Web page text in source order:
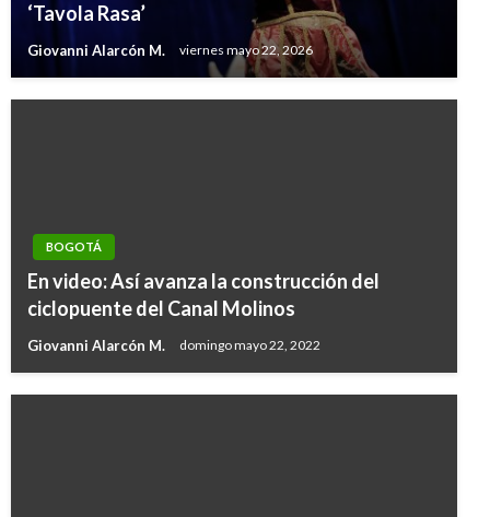
‘Tavola Rasa’
Giovanni Alarcón M. viernes mayo 22, 2026
BOGOTÁ
En video: Así avanza la construcción del
ciclopuente del Canal Molinos
Giovanni Alarcón M. domingo mayo 22, 2022